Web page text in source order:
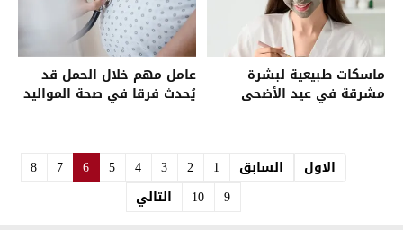
ماسكات طبيعية لبشرة
مشرقة في عيد الأضحى
عامل مهم خلال الحمل قد
يُحدث فرقا في صحة المواليد
الاول السابق 1
2
3
4
5
6
7
8
9
10 التالي